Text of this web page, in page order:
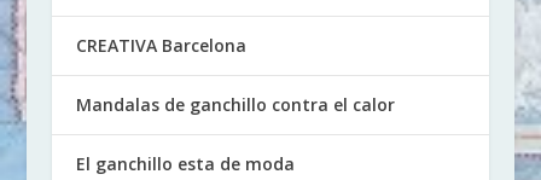
CREATIVA Barcelona
Mandalas de ganchillo contra el calor
El ganchillo esta de moda